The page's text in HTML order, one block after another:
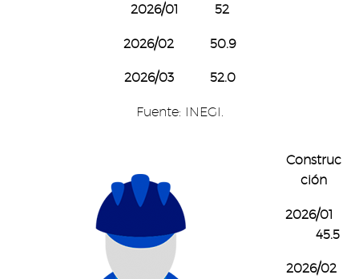
2026/01 52
2026/02 50.9
2026/03 52.0
Fuente: INEGI.
Construc
ción
2026/01
45.5
2026/02